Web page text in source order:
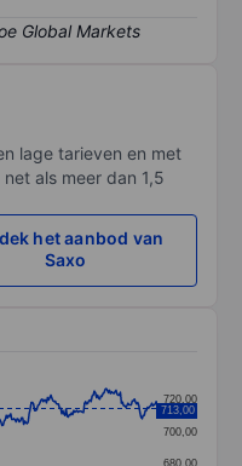
lage tarieven en met
als meer dan 1,5
het aanbod van
Saxo
categories.
680,00
700,00
720,00
713,00